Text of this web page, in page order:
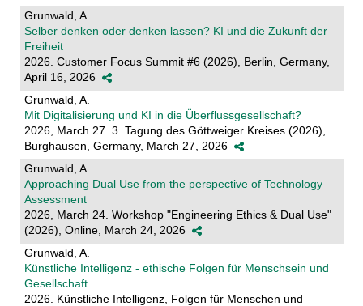
Grunwald, A.
Selber denken oder denken lassen? KI und die Zukunft der
Freiheit
2026. Customer Focus Summit #6 (2026), Berlin, Germany,
April 16, 2026
Grunwald, A.
Mit Digitalisierung und KI in die Überflussgesellschaft?
2026, March 27. 3. Tagung des Göttweiger Kreises (2026),
Burghausen, Germany, March 27, 2026
Grunwald, A.
Approaching Dual Use from the perspective of Technology
Assessment
2026, March 24. Workshop "Engineering Ethics & Dual Use"
(2026), Online, March 24, 2026
Grunwald, A.
Künstliche Intelligenz - ethische Folgen für Menschsein und
Gesellschaft
2026. Künstliche Intelligenz, Folgen für Menschen und